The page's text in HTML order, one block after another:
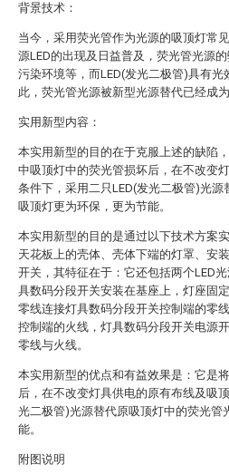
背景技术：
当今，采用荧光管作为光源的吸顶灯常
源LED的出现及日益普及，荧光管光源
污染环境等，而LED(发光二极管)具有
此，荧光管光源被新型光源替代已经成
实用新型内容：
本实用新型的目的在于克服上述的缺陷
中吸顶灯中的荧光管损坏后，在不改变
条件下，采用二只LED(发光二极管)光
吸顶灯更为环保，更为节能。
本实用新型的目的是通过以下技术方案
天花板上的壳体、壳体下端的灯罩、安
开关，其特征在于：它还包括两个LED
具数码分段开关安装在基座上，灯座固
零线连接灯具数码分段开关控制端的零
控制端的火线，灯具数码分段开关电源
零线与火线。
本实用新型的优点和有益效果是：它是
后，在不改变灯具供电的原有布线及吸
光二极管)光源替代原吸顶灯中的荧光
能。
附图说明